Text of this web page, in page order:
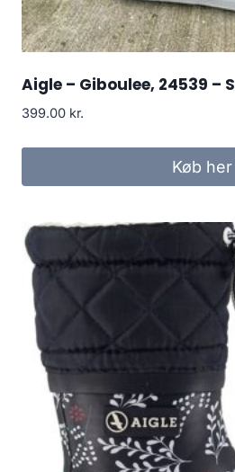
Aigle – Giboulee, 24539 –
399.00 kr.
Køb her